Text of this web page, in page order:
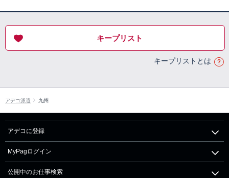
キープリスト
キープリストとは
アデコ派遣 九州
アデコに登録
MyPagログイン
公開中のお仕事検索